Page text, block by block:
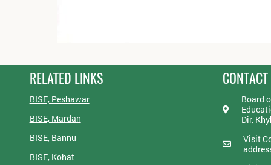
RELATED LINKS
BISE, Peshawar
BISE, Mardan
BISE, Bannu
BISE, Kohat
Board
Dir,
Visit